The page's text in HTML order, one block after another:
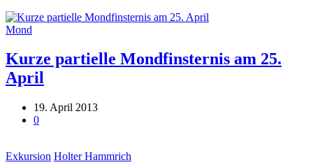
Mond
Kurze partielle Mondfinsternis am 25.
April
19. April 2013
0
Exkursion Holter Hammrich